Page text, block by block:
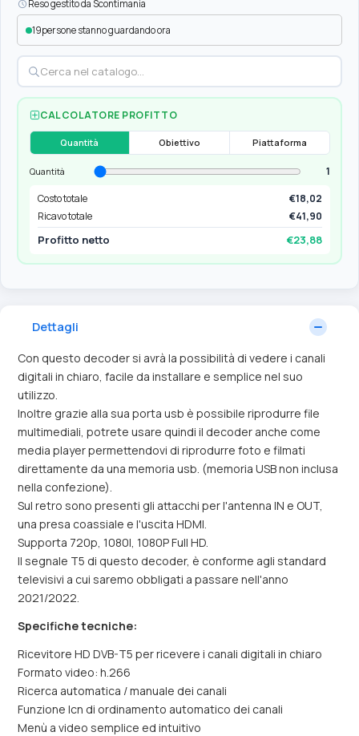
Reso gestito da Scontimania
19persone stanno guardando ora
CALCOLATORE PROFITTO
Quantità Obiettivo Piattaforma
Quantità
1
Costo totale
€18,02
Ricavo totale
€41,90
Profitto netto €23,88
Dettagli
Con questo decoder si avrà la possibilità di vedere i canali
digitali in chiaro, facile da installare e semplice nel suo
utilizzo.
Inoltre grazie alla sua porta usb è possibile riprodurre file
multimediali, potrete usare quindi il decoder anche come
media player permettendovi di riprodurre foto e filmati
direttamente da una memoria usb. (memoria USB non inclusa
nella confezione).
Sul retro sono presenti gli attacchi per l'antenna IN e OUT,
una presa coassiale e l'uscita HDMI.
Supporta 720p, 1080I, 1080P Full HD.
Il segnale T5 di questo decoder, è conforme agli standard
televisivi a cui saremo obbligati a passare nell'anno
2021/2022.
Specifiche tecniche:
Ricevitore HD DVB-T5 per ricevere i canali digitali in chiaro
Formato video: h.266
Ricerca automatica / manuale dei canali
Funzione lcn di ordinamento automatico dei canali
Menù a video semplice ed intuitivo